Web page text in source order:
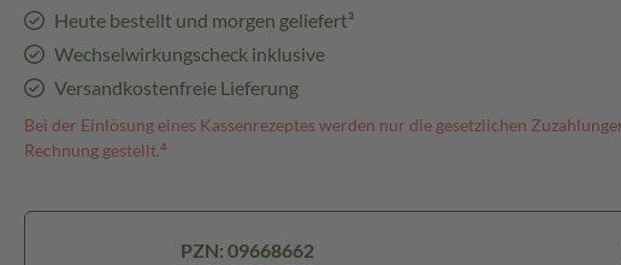
Heute bestellt und morgen geliefert³
Wechselwirkungscheck inklusive
Versandkostenfreie Lieferung
Bei der Einlösung eines Kassenrezeptes werden nur die gesetzlichen
Rechnung gestellt.⁴
PZN: 09668662